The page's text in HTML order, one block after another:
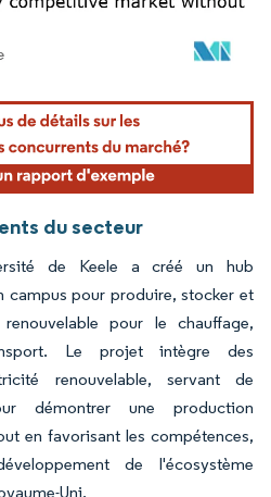
nécessite une attribution sous CC BY
du secteur
de Keele a créé un hub
campus pour produire, stocker et
pour le chauffage,
Le projet intègre des
renouvelable, servant de
démontrer une production
en favorisant les compétences,
de l'écosystème
Uni.